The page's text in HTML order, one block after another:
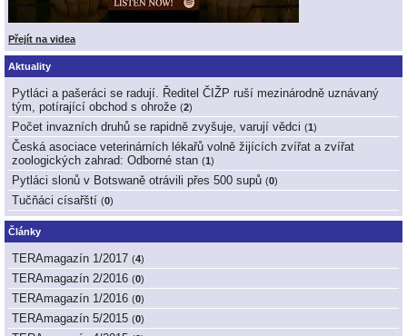
Přejít na videa
Aktuality
Pytláci a pašeráci se radují. Ředitel ČIŽP ruší mezinárodně uznávaný
tým, potírající obchod s ohrože (2)
Počet invazních druhů se rapidně zvyšuje, varují vědci (1)
Česká asociace veterinárních lékařů volně žijících zvířat a zvířat
zoologických zahrad: Odborné stan (1)
Pytláci slonů v Botswaně otrávili přes 500 supů (0)
Tučňáci císařští (0)
Články
TERAmagazín 1/2017 (4)
TERAmagazín 2/2016 (0)
TERAmagazín 1/2016 (0)
TERAmagazín 5/2015 (0)